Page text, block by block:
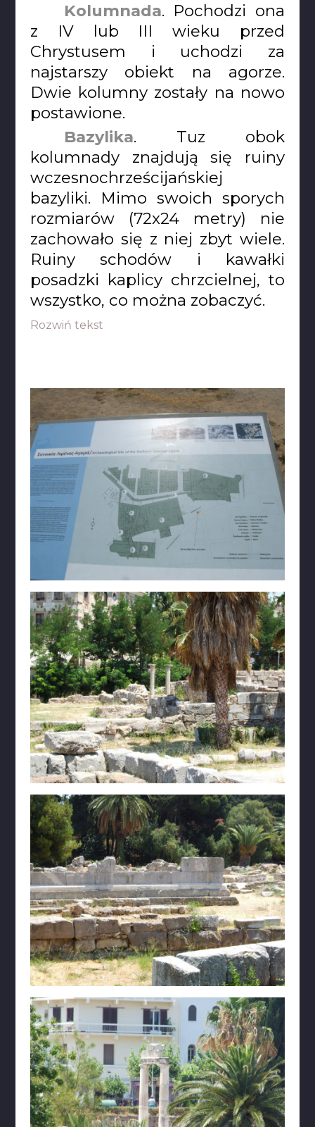
Kolumnada. Pochodzi ona
z IV lub III wieku przed
Chrystusem i uchodzi za
najstarszy obiekt na agorze.
Dwie kolumny zostały na nowo
postawione.
Bazylika. Tuz obok
kolumnady znajdują się ruiny
wczesnochrześcijańskiej
bazyliki. Mimo swoich sporych
rozmiarów (72x24 metry) nie
zachowało się z niej zbyt wiele.
Ruiny schodów i kawałki
posadzki kaplicy chrzcielnej, to
wszystko, co można zobaczyć.
Rozwiń tekst